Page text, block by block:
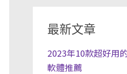
最新文章
2023年10款超好用
軟體推薦